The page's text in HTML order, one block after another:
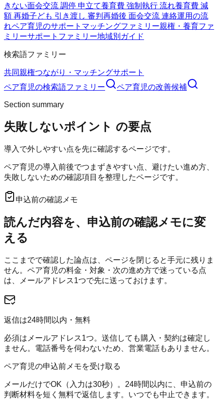
きない面会交流 調停 申立て養育費 強制執行 流れ養育費 減
額 再婚子ども 引き渡し 審判 再婚後 面会交流 連絡運用の流
れペア育児のサポート マッチングファミリー親権・養育ファ
ミリーサポートファミリー地域別ガイド
検索語ファミリー
共同親権つながり・マッチングサポート
ペア育児の検索語ファミリー ペア育児の改善候補
Section summary
失敗しないポイント の要点
導入で外しやすい点を先に確認するページです。
ペア育児の導入前後でつまずきやすい点、避けたい進め方、
失敗しないための確認項目を整理したページです。
申込前の確認メモ
読んだ内容を、申込前の確認メモに変
える
ここまでで確認した論点は、ページを閉じると手元に残りま
せん。 ペア育児の料金・対象・次の進め方で迷っている点
は、メールアドレス1つで先に送っておけます。
返信は24時間以内・無料
必須はメールアドレス1つ。送信しても購入・契約は確定し
ません。電話番号を伺わないため、営業電話もありません。
ペア育児の申込前メモを受け取る
メールだけでOK（入力は30秒）。24時間以内に、申込前の
判断材料を短く無料で返信します。いつでも中止できます。